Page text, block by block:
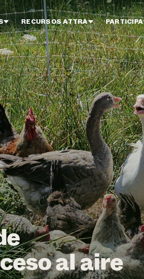
RECURSOS ATTRA PARTICIPA
al aire